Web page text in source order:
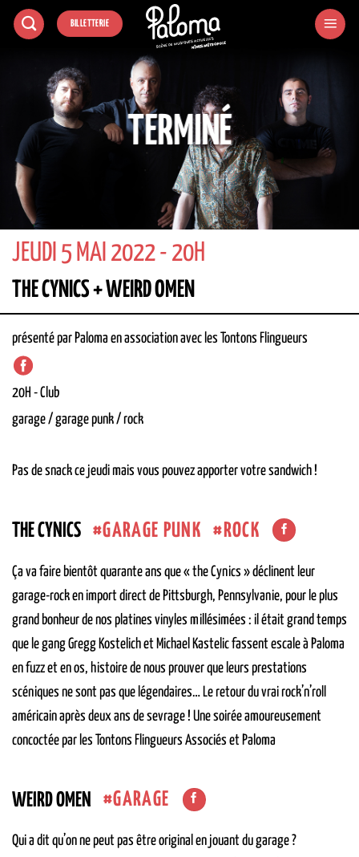
Passer
BILLETTERIE
TERMINÉ
JEUDI 5 MAI 2022 - 20H
THE CYNICS + WEIRD OMEN
présenté par Paloma en association avec les Tontons Flingueurs
20H -Club
garage / garage punk / rock
Pas de snack ce jeudi mais vous pouvez apporter votre sandwich !
THE CYNICS GARAGE PUNK ROCK
Ça va faire bientôt quarante ans que « the Cynics » déclinent leur
garage-rock en import direct de Pittsburgh, Pennsylvanie, pour le plus
grand bonheur de nos platines vinyles millésimées : il était grand temps
que le gang Gregg Kostelich et Michael Kastelic fassent escale à Paloma
en fuzz et en os, histoire de nous prouver que leurs prestations
scéniques ne sont pas que légendaires… Le retour du vrai rock’n’roll
américain après deux ans de sevrage ! Une soirée amoureusement
concoctée par les Tontons Flingueurs Associés et Paloma
WEIRD OMEN GARAGE
Qui a dit qu’on ne peut pas être original en jouant du garage ?